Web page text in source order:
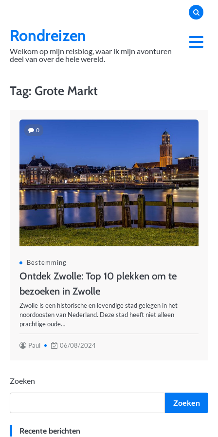
contentRondreizen
Welkom op mijn reisblog, waar ik mijn avonturen
deel van over de hele wereld.
Tag: Grote Markt
0
Bestemming
Ontdek Zwolle: Top 10 plekken om te
bezoeken in Zwolle
Zwolle is een historische en levendige stad gelegen in het
noordoosten van Nederland. Deze stad heeft niet alleen
prachtige oude…
Paul 06/08/2024
Zoeken
Zoeken
Recente berichten